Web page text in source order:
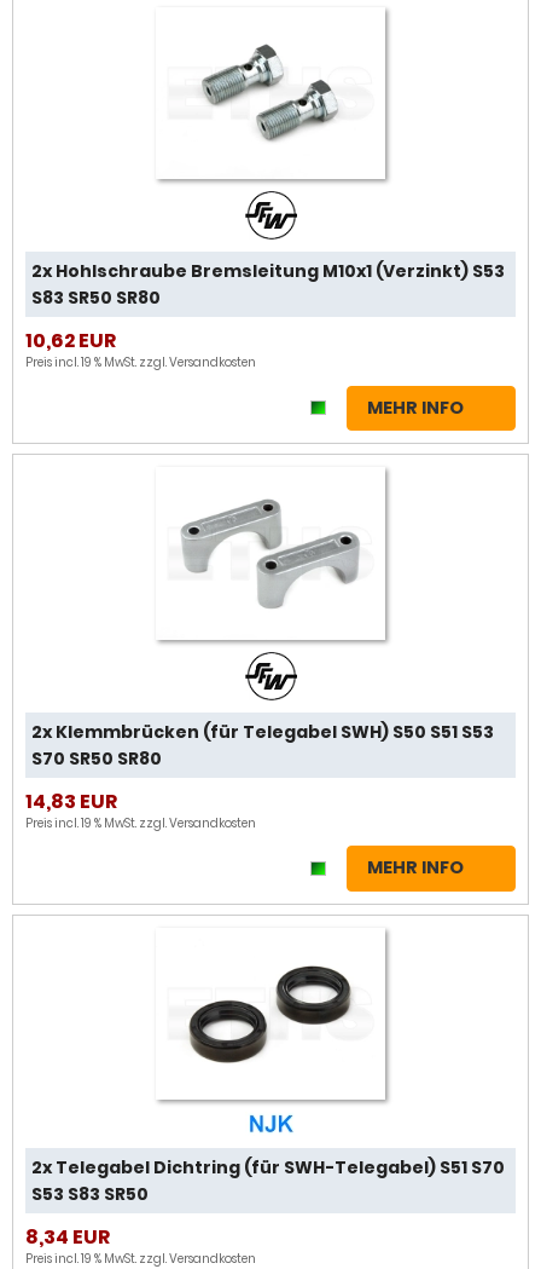
2x Hohlschraube Bremsleitung M10x1 (Verzinkt) S53
S83 SR50 SR80
10,62 EUR
Preis incl. 19 % MwSt. zzgl.Versandkosten
MEHR INFO
2x Klemmbrücken (für Telegabel SWH) S50 S51 S53
S70 SR50 SR80
14,83 EUR
Preis incl. 19 % MwSt. zzgl.Versandkosten
MEHR INFO
2x Telegabel Dichtring (für SWH-Telegabel) S51 S70
S53 S83 SR50
8,34 EUR
Preis incl. 19 % MwSt. zzgl.Versandkosten